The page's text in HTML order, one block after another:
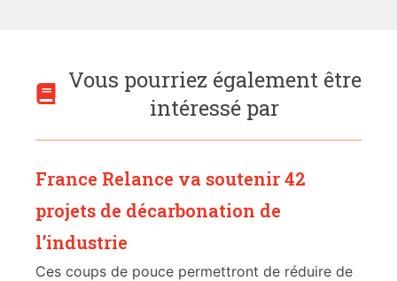
Vous pourriez également être
intéressé par
France Relance va soutenir 42
projets de décarbonation de
l’industrie
Ces coups de pouce permettront de réduire de